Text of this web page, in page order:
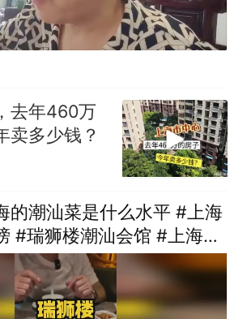
去年460万
卖多少钱？
的潮汕菜是什么水平 #上海
#瑞狮楼潮汕会馆 #上海探